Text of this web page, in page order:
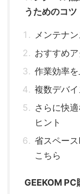
うためのコツ
メンテナ
おすすめ
作業効率
複数デバ
さらに快
ヒント
省スペー
こちら
GEEKOM